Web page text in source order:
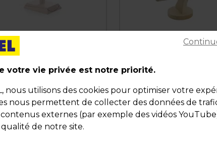
€ HT
à bracelets
:233115
x P 8 x H 16,5 cm
Présentoir à bracelets 2
niveaux
Code : 233026
Beige / Naturel
L 10 x P 24,5 x H 24 cm
votre vie privée est notre priorité.
nous utilisons des cookies pour optimiser votre
nous permettent de collecter des données de
externes (par exemple des vidéos
de notre site.